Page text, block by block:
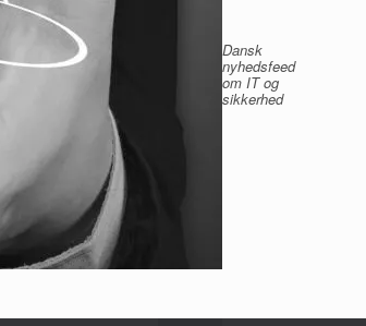
Dansk
nyhedsfeed
om IT og
sikkerhed